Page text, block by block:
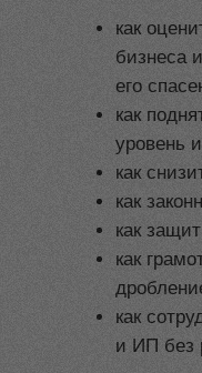
как
бизнеса
его
как
уровень
как
как
как
как
как
и ИП без